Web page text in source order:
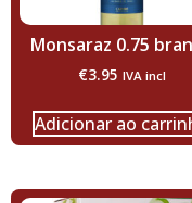
Monsaraz 0.75
€3.95 IVA incl
Adicionar ao